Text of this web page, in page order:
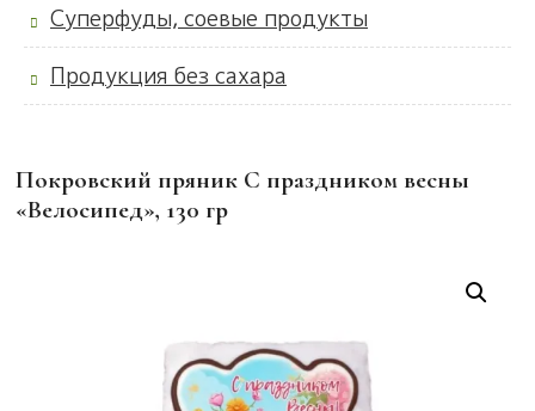
Суперфуды, соевые продукты
Продукция без сахара
Покровский пряник С праздником весны
«Велосипед», 130 гр